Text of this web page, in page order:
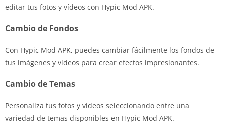
editar tus fotos y vídeos con Hypic Mod APK.
Cambio de Fondos
Con Hypic Mod APK, puedes cambiar fácilmente los fondos de
tus imágenes y vídeos para crear efectos impresionantes.
Cambio de Temas
Personaliza tus fotos y vídeos seleccionando entre una
variedad de temas disponibles en Hypic Mod APK.